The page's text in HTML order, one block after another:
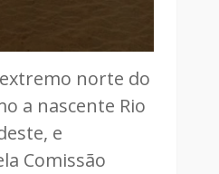
norte do
a nascente Rio
e
Comissão